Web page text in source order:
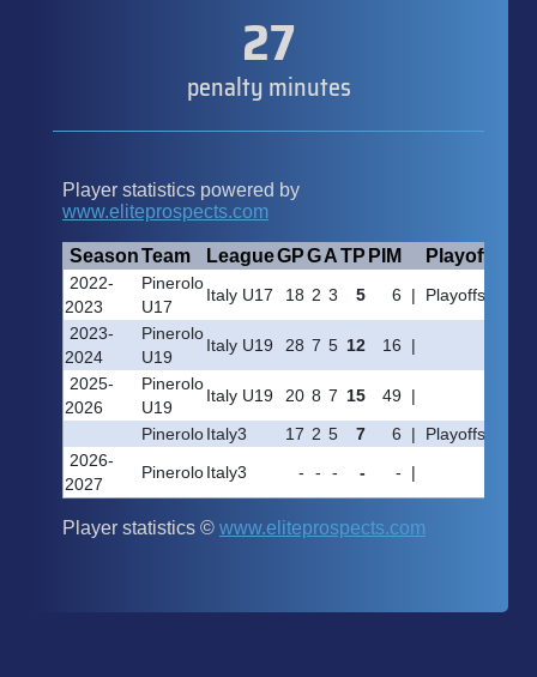
27
penalty minutes